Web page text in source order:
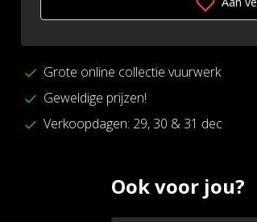
Grote online collectie vuurwerk
Geweldige prijzen!
Verkoopdagen: 29, 30 & 31 dec
Ook voor jou?